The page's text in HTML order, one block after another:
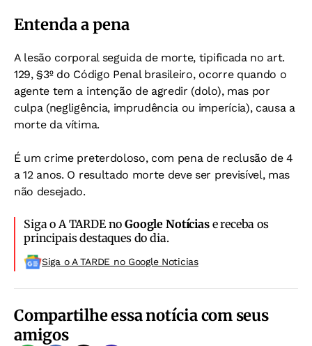
Entenda a pena
A lesão corporal seguida de morte, tipificada no art.
129, §3º do Código Penal brasileiro, ocorre quando o
agente tem a intenção de agredir (dolo), mas por
culpa (negligência, imprudência ou imperícia), causa a
morte da vítima.
É um crime preterdoloso, com pena de reclusão de 4
a 12 anos. O resultado morte deve ser previsível, mas
não desejado.
Siga o A TARDE noGoogle Notíciase receba os
principais destaques do dia.
Siga o A TARDE no Google Noticias
Compartilhe essa notícia com seus
amigos